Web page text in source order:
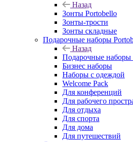
Назад
Зонты Portobello
Зонты-трости
Зонты складные
Подарочные наборы
Назад
Подарочные наборы
Бизнес наборы
Наборы с одеждой
Welcome Pack
Для конференций
Для рабочего
Для отдыха
Для спорта
Для дома
Для путешествий